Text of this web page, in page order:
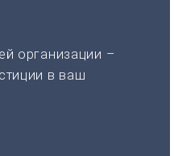
организации –
в ваш